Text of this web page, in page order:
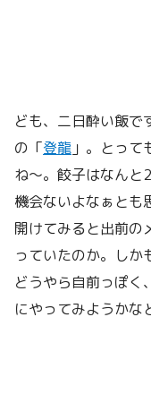
ども、二日酔い飯で
の「登龍 」。とっ
ね〜。餃子はなんと
機会ないよなぁとも
開けてみると出前の
っていたのか。しか
どうやら自前っぽく
にやってみようかな